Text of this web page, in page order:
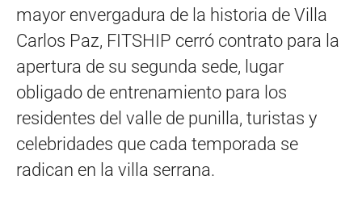
mayor envergadura de la historia de Villa
Carlos Paz, FITSHIP cerró contrato para la
apertura de su segunda sede, lugar
obligado de entrenamiento para los
residentes del valle de punilla, turistas y
celebridades que cada temporada se
radican en la villa serrana.